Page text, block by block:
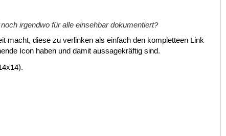
irgendwo für alle einsehbar dokumentiert?
macht, diese zu verlinken als einfach den kompletteen Link
Icon haben und damit aussagekräftig sind.